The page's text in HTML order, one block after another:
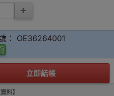
： OE36264001
立即結帳
料】